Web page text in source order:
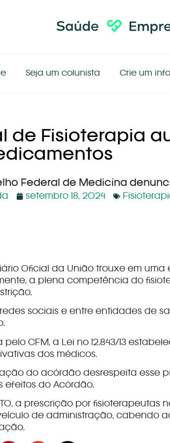
Seja um colunista Crie um
de Fisioterapia
Federal de Medicina
setembro 18, 2024
Oficial da União trouxe em
a plena competência do
sociais e entre entidades de
CFM, a Lei nº 12.843/13
dos médicos.
do acórdão desrespeita esse
efeitos do Acórdão.
a prescrição por fisioterapeutas
de administração, cabendo